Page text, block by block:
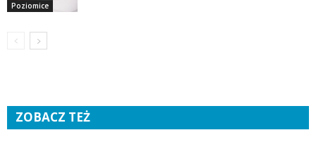
Poziomice
ZOBACZ TEŻ